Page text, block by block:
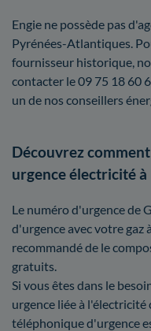
Engie ne possède pas
Pyrénées-Atlantiques.
fournisseur historique,
contacter le 09 75 18 60
un de nos conseillers
Découvrez
urgence électricité
Le numéro d'urgence de
d'urgence avec votre gaz
recommandé de le
gratuits.
Si vous êtes dans le
urgence liée à l'électricité
téléphonique d'urgence